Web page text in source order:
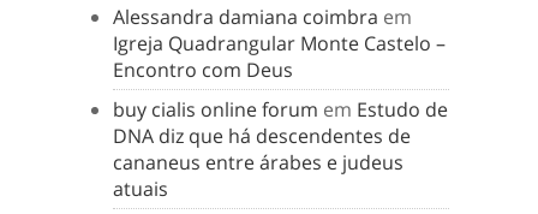
Alessandra damiana coimbra em
Igreja Quadrangular Monte Castelo –
Encontro com Deus
buy cialis online forum em Estudo de
DNA diz que há descendentes de
cananeus entre árabes e judeus
atuais